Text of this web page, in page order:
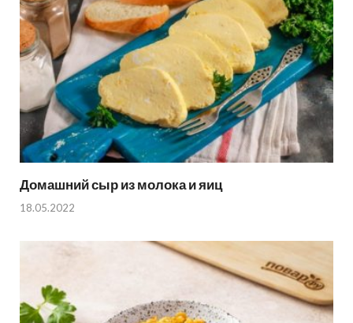
Домашний сыр из молока и яиц
18.05.2022